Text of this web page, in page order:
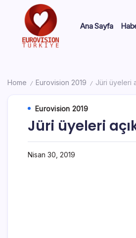
Ana Sayfa
Home / Eurovision 2019 / Jüri üyeleri
Eurovision 2019
Jüri üyeleri
Nisan 30, 2019